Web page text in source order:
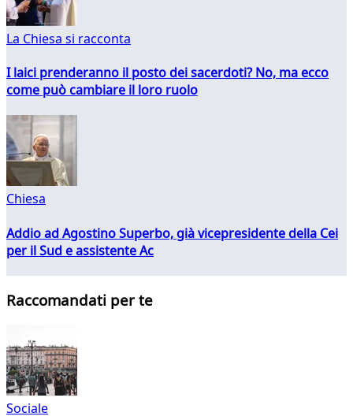
La Chiesa si racconta
I laici prenderanno il posto dei sacerdoti? No, ma ecco
come può cambiare il loro ruolo
Chiesa
Addio ad Agostino Superbo, già vicepresidente della Cei
per il Sud e assistente Ac
Raccomandati per te
Sociale